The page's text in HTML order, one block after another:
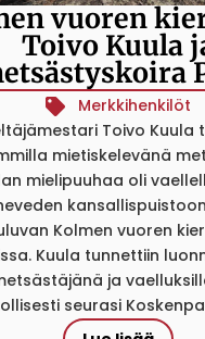
vuoren
Toivo Kuula
Merkkihenkilöt
Toivo Kuula
mietiskelevänä
mielipuuhaa oli
Kolmen vuoren
Kuula tunnettiin
ja
seurasi